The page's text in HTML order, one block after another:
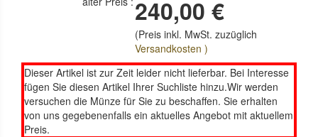
240,00 €
(Preis inkl. MwSt. zuzüglich
Versandkosten )
Dieser Artikel ist zur Zeit leider nicht lieferbar. Bei Interesse
fügen Sie diesen Artikel Ihrer Suchliste hinzu.Wir werden
versuchen die Münze für Sie zu beschaffen. Sie erhalten
von uns gegebenenfalls ein aktuelles Angebot mit aktuellem
Preis.